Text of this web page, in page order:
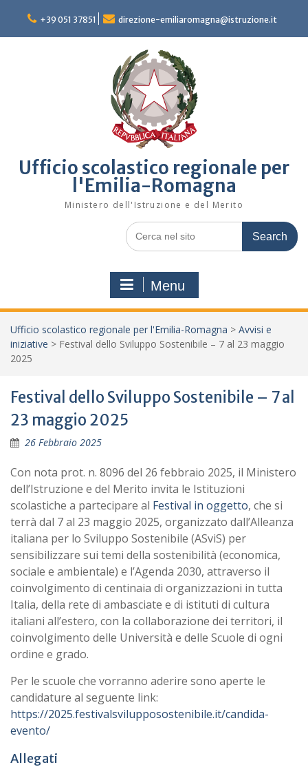
content
+39 051 37851 direzione-emiliaromagna@istruzione.it
Ufficio scolastico regionale per
l'Emilia-Romagna
Ministero dell'Istruzione e del Merito
Search
for:
Menu
Ufficio scolastico regionale per l'Emilia-Romagna > Avvisi e
iniziative > Festival dello Sviluppo Sostenibile – 7 al 23 maggio
2025
Festival dello Sviluppo Sostenibile – 7 al
23 maggio 2025
26 Febbraio 2025
Con nota prot. n. 8096 del 26 febbraio 2025, il Ministero
dell’Istruzione e del Merito invita le Istituzioni
scolastiche a partecipare al Festival in oggetto, che si
terrà dal 7 al 23 maggio 2025, organizzato dall’Alleanza
italiana per lo Sviluppo Sostenibile (ASviS) per
sensibilizzare sui temi della sostenibilità (economica,
sociale e ambientale) e l’Agenda 2030, attraverso il
coinvolgimento di centinaia di organizzazioni in tutta
Italia, della rete di ambasciate e di istituti di cultura
italiani all’estero, con la collaborazione dei territori, il
coinvolgimento delle Università e delle Scuole di ogni
ordine e grado.
Per le scuole che vorranno aderire sono aperte le
candidature al seguente link:
https://2025.festivalsvilupposostenibile.it/candida-
evento/
Allegati